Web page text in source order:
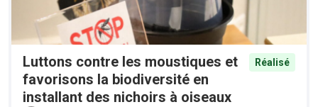
Luttons contre les moustiques et
favorisons la biodiversité en
installant des nichoirs à oiseaux
Réalisé